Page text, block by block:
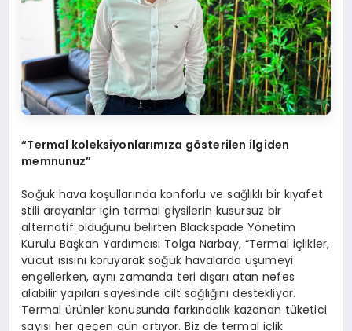
“Termal koleksiyonlarımıza gösterilen ilgiden
memnunuz”
Soğuk hava koşullarında konforlu ve sağlıklı bir kıyafet
stili arayanlar için termal giysilerin kusursuz bir
alternatif olduğunu belirten Blackspade Yönetim
Kurulu Başkan Yardımcısı Tolga Narbay, “Termal içlikler,
vücut ısısını koruyarak soğuk havalarda üşümeyi
engellerken, aynı zamanda teri dışarı atan nefes
alabilir yapıları sayesinde cilt sağlığını destekliyor.
Termal ürünler konusunda farkındalık kazanan tüketici
sayısı her geçen gün artıyor. Biz de termal içlik